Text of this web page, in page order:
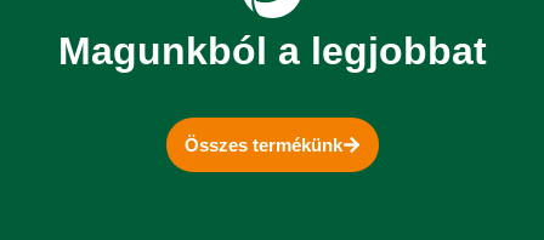
Magunkból a legjobbat
Összes termékünk